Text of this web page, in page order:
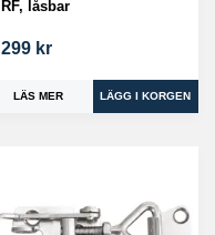
RF, låsbar
299 kr
LÄS MER